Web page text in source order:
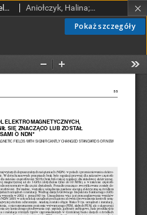
Pokaż szczegóły
Ocena higieniczna źródeł pól elektromagnetycznych, dla których normatyw zmienił się znacząco lub został wprowadzony nowymi przepisami o NDN Aniołczyk, Halina; Mamrot, Paweł; Politański, Piotr